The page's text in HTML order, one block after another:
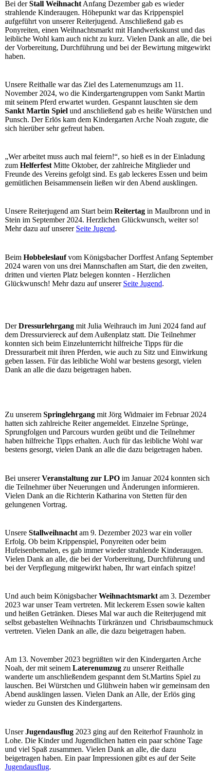
Bei derStall Weihnacht Anfang Dezember gab es wieder
strahlende Kinderaugen. Höhepunkt war das Krippenspiel
aufgeführt von unserer Reiterjugend. Anschließend gab es
Ponyreiten, einen Weihnachtsmarkt mit Handwerkskunst und das
leibliche Wohl kam auch nicht zu kurz. Vielen Dank an alle, die bei
der Vorbereitung, Durchführung und bei der Bewirtung mitgewirkt
haben.
Unsere Reithalle war das Ziel des Laternenumzugs am 11.
November 2024, wo die Kindergartengruppen vom Sankt Martin
mit seinem Pferd erwartet wurden. Gespannt lauschten sie dem
Sankt Martin Spiel und anschließend gab es heiße Würstchen und
Punsch. Der Erlös kam dem Kindergarten Arche Noah zugute, die
sich hierüber sehr gefreut haben.
„Wer arbeitet muss auch mal feiern!“, so hieß es in der Einladung
zum Helferfest Mitte Oktober, der zahlreiche Mitglieder und
Freunde des Vereins gefolgt sind. Es gab leckeres Essen und beim
gemütlichen Beisammensein ließen wir den Abend ausklingen.
Unsere Reiterjugend am Start beim Reitertag in Maulbronn und in
Stein im September 2024. Herzlichen Glückwunsch, weiter so!
Mehr dazu auf unserer Seite Jugend.
Beim Hobbeleslaufvom Königsbacher Dorffest Anfang September
2024 waren von uns drei Mannschaften am Start, die den zweiten,
dritten und vierten Platz belegen konnten - Herzlichen
Glückwunsch! Mehr dazu auf unserer Seite Jugend.
DerDressurlehrgang mit Julia Weihrauch im Juni 2024 fand auf
dem Dressurviereck auf dem Außenplatz statt. Die Teilnehmer
konnten sich beim Einzelunterricht hilfreiche Tipps für die
Dressurarbeit mit ihren Pferden, wie auch zu Sitz und Einwirkung
geben lassen. Für das leibliche Wohl war bestens gesorgt, vielen
Dank an alle die dazu beigetragen haben.
Zu unserem Springlehrgang mit Jörg Widmaier im Februar 2024
hatten sich zahlreiche Reiter angemeldet. Einzelne Sprünge,
Sprungfolgen und Parcours wurden geübt und die Teilnehmer
haben hilfreiche Tipps erhalten. Auch für das leibliche Wohl war
bestens gesorgt, vielen Dank an alle die dazu beigetragen haben.
Bei unsererVeranstaltung zur LPO im Januar 2024 konnten sich
die Teilnehmer über Neuerungen und Änderungen informieren.
Vielen Dank an die Richterin Katharina von Stetten für den
gelungenen Vortrag.
Unsere Stallweihnacht am 9. Dezember 2023 war ein voller
Erfolg. Ob beim Krippenspiel, Ponyreiten oder beim
Hufeisenbemalen, es gab immer wieder strahlende Kinderaugen.
Vielen Dank an alle, die bei der Vorbereitung, Durchführung und
bei der Verpflegung mitgewirkt haben, Ihr wart einfach spitze!
Und auch beim KönigsbacherWeihnachtsmarkt am 3. Dezember
2023 war unser Team vertreten. Mit leckerem Essen sowie kalten
und heißen Getränken. Dieses Mal war auch die Reiterjugend mit
selbst gebastelten Weihnachts Türkränzen und Christbaumschmuck
vertreten. Vielen Dank an alle, die dazu beigetragen haben.
Am 13. November 2023 begrüßten wir den Kindergarten Arche
Noah, der mit seinem Laterenumzug zu unserer Reithalle
wanderte um anschließendem gespannt dem St.Martins Spiel zu
lauschen. Bei Würstchen und Glühwein haben wir gemeinsam den
Abend ausklingen lassen. Vielen Dank an Alle, der Erlös ging
wieder zu Gunsten des Kindergartens.
UnserJugendausflug 2023 ging auf den Reiterhof Fraunholz in
Lohe. Die Kinder und Jugendlichen hatten ein paar schöne Tage
und viel Spaß zusammen. Vielen Dank an alle, die dazu
beigetragen haben. Ein paar Impressionen gibt es auf der Seite
Jugendausflug.